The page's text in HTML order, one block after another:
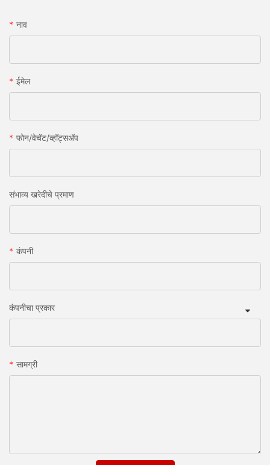
नाव
ईमेल
फोन/वेचॅट/व्हॉट्सअ‍ॅप
संभाव्य खरेदीचे प्रमाण
कंपनी
कंपनीचा प्रकार
सामग्री